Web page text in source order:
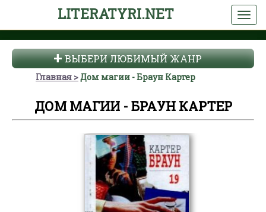
LITERATYRI.NET
ВЫБЕРИ ЛЮБИМЫЙ ЖАНР
Главная Дом магии - Браун Картер
ДОМ МАГИИ - БРАУН КАРТЕР